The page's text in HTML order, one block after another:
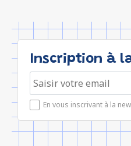
Inscription à
En vous inscrivant à la